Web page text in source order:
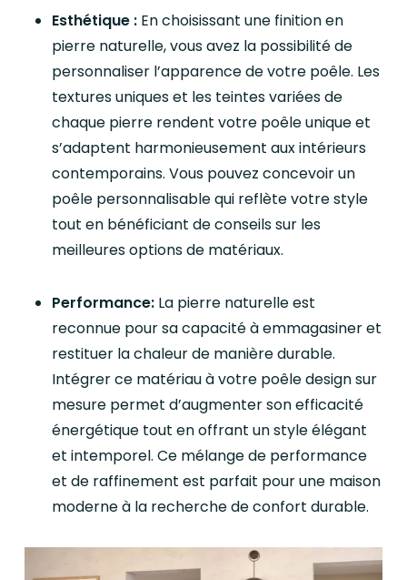
Esthétique :En choisissant une finition en
pierre naturelle, vous avez la possibilité de
personnaliser l’apparence de votre poêle. Les
textures uniques et les teintes variées de
chaque pierre rendent votre poêle unique et
s’adaptent harmonieusement aux intérieurs
contemporains. Vous pouvez concevoir un
poêle personnalisable qui reflète votre style
tout en bénéficiant de conseils sur les
meilleures options de matériaux.
Performance: La pierre naturelle est
reconnue pour sa capacité à emmagasiner et
restituer la chaleur de manière durable.
Intégrer ce matériau à votre poêle design sur
mesure permet d’augmenter son efficacité
énergétique tout en offrant un style élégant
et intemporel. Ce mélange de performance
et de raffinement est parfait pour une maison
moderne à la recherche de confort durable.